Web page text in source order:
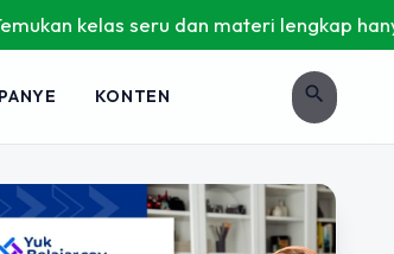
seru dan materi lengkap hanya di
KONTEN search